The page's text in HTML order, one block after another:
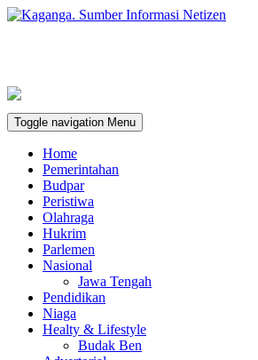
Toggle navigation Menu
Home
Pemerintahan
Budpar
Peristiwa
Olahraga
Hukrim
Parlemen
Nasional
Jawa Tengah
Pendidikan
Niaga
Healty & Lifestyle
Budak Ben